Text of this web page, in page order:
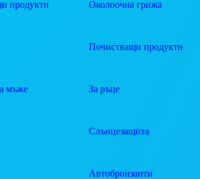
продукти
мъже
Околоочна грижа
Почистващи продукти
За ръце
Слънцезащита
Автобронзанти